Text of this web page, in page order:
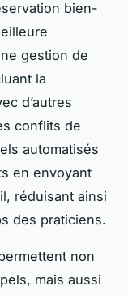
bien-
gestion de
la
d’autres
conflits de
automatisés
en envoyant
réduisant ainsi
des praticiens.
non
mais aussi